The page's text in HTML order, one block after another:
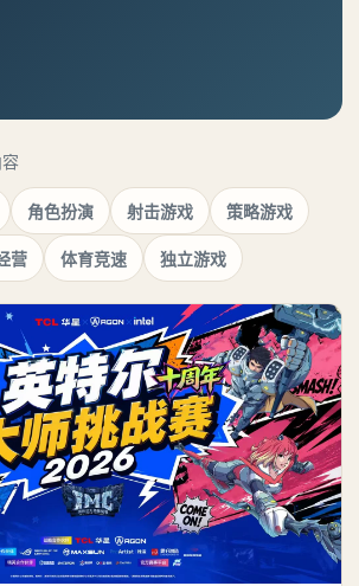
角色扮演 射击游戏 策略游戏
营 体育竞速 独立游戏